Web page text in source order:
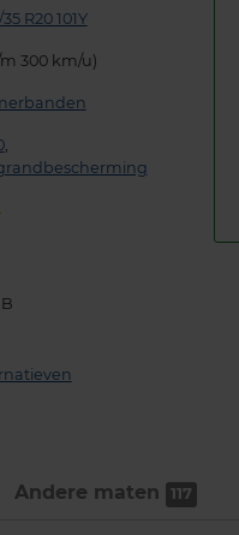
R20 101Y
300 km/u)
,
Andere maten 117